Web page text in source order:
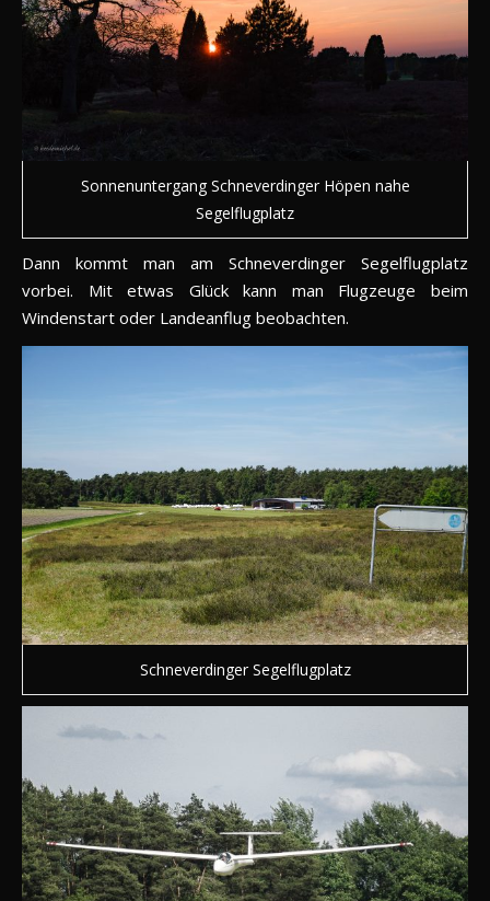
Sonnenuntergang Schneverdinger Höpen nahe
Segelflugplatz
Dann kommt man am Schneverdinger Segelflugplatz
vorbei. Mit etwas Glück kann man Flugzeuge beim
Windenstart oder Landeanflug beobachten.
Schneverdinger Segelflugplatz